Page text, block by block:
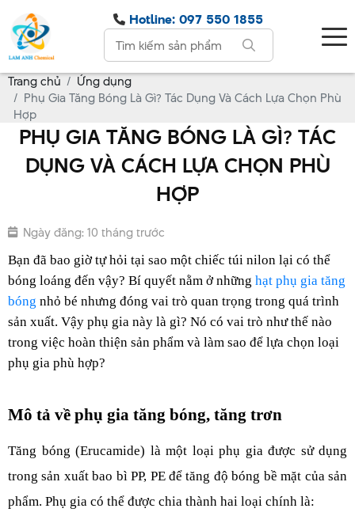
Hotline: 097 550 1855
Trang chủ
Ứng dụng
Phụ Gia Tăng Bóng Là Gì? Tác Dụng Và Cách Lựa Chọn Phù
Hợp
PHỤ GIA TĂNG BÓNG LÀ GÌ? TÁC
DỤNG VÀ CÁCH LỰA CHỌN PHÙ
HỢP
Ngày đăng: 10 tháng trước
Bạn đã bao giờ tự hỏi tại sao một chiếc túi nilon lại có thể
bóng loáng đến vậy? Bí quyết nằm ở những hạt phụ gia tăng
bóng nhỏ bé nhưng đóng vai trò quan trọng trong quá trình
sản xuất. Vậy phụ gia này là gì? Nó có vai trò như thế nào
trong việc hoàn thiện sản phẩm và làm sao để lựa chọn loại
phụ gia phù hợp?
Mô tả về phụ gia tăng bóng, tăng trơn
Tăng bóng (Erucamide) là một loại phụ gia được sử dụng
trong sản xuất bao bì PP, PE để tăng độ bóng bề mặt của sản
phẩm. Phụ gia có thể được chia thành hai loại chính là: